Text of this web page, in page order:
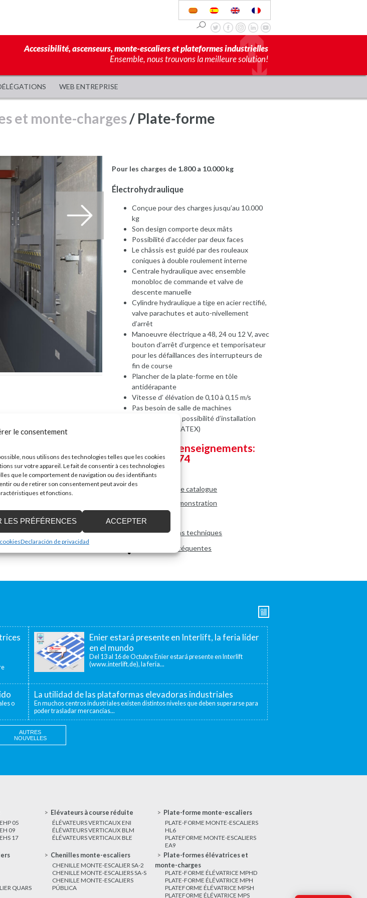
le consentement
nous utilisons des technologies telles que les cookies
sur votre appareil. Le fait de consentir à ces technologies
que le comportement de navigation ou des identifiants
ou de retirer son consentement peut avoir des
et fonctions.
ACCEPTER
LES PRÉFÉRENCES
Declaración de privacidad
Accessibilité, ascenseurs, monte-escaliers et plateformes industrielles
Ensemble, nous trouvons la meilleure solution!
WEB ENTREPRISE
et monte-charges/ Plate-forme
Pour les charges de 1.800 a 10.000 kg
Électrohydraulique
Conçue pour des charges jusqu’au 10.000
kg
Son design comporte deux mâts
Possibilité d’accéder par deux faces
Le châssis est guidé par des rouleaux
coniques à double roulement interne
Centrale hydraulique avec ensemble
monobloc de commande et valve de
descente manuelle
Cylindre hydraulique a tige en acier rectifié,
valve parachutes et auto-nivellement
d’arrêt
Manoeuvre électrique a 48, 24 ou 12 V, avec
bouton d’arrêt d’urgence et temporisateur
pour les défaillances des interrupteurs de
fin de course
Plancher de la plate-forme en tôle
antidérapante
Vitesse d’ élévation de 0,10 à 0,15 m/s
Pas besoin de salle de machines
Sous-demande, possibilité d’installation
antidéflagrant (ATEX)
Demande de renseignements:
+34 972 171 374
télécharger le catalogue
Vidéo de démonstration
Dimensions
Spécifications techniques
Questions fréquentes
Enier estará presente en Interlift, la feria líder
en el mundo
Del 13 al 16 de Octubre Enier estará presente en Interlift
(www.interlift.de), la feria...
o
La utilidad de las plataformas elevadoras industriales
En muchos centros industriales existen distintos niveles que deben superarse para
poder trasladar mercancías...
AUTRES
NOUVELLES
05
09
17
Elévateurs à course réduite
ÉLÉVATEURS VERTICAUX ENI
ÉLÉVATEURS VERTICAUX BLM
ÉLÉVATEURS VERTICAUX BLE
Plate-forme monte-escaliers
PLATE-FORME MONTE-ESCALIERS
HL6
PLATEFORME MONTE-ESCALIERS
EA9
QUARS
Chenilles monte-escaliers
CHENILLE MONTE-ESCALIER SA-2
CHENILLE MONTE-ESCALIERS SA-S
CHENILLE MONTE-ESCALIERS
PÚBLICA
Plate-formes élévatrices et
monte-charges
PLATE-FORME ÉLÉVATRICE MPHD
PLATE-FORME ÉLÉVATRICE MPH
PLATEFORME ÉLÉVATRICE MPSH
PLATEFORME ÉLÉVATRICE MPS